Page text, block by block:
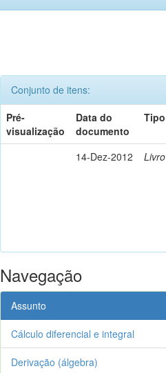
Conjunto de itens:
Pré-
visualização
Data do
documento
Tipo
14-Dez-2012 Livro
Navegação
Assunto
Cálculo diferencial e integral
Derivação (álgebra)